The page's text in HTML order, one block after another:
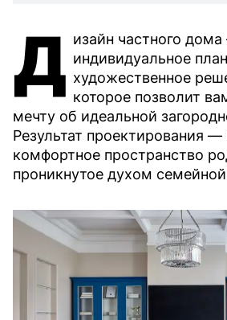
Д изайн частного
индивидуальное
художественное
которое позволит
мечту об идеальной
Результат проектирования —
комфортное пространство
проникнутое духом